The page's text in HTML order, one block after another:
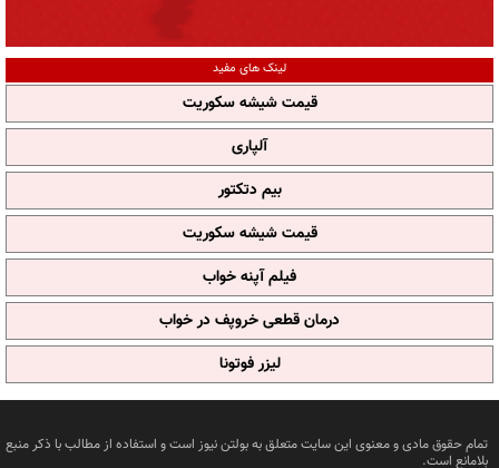
لینک های مفید
قیمت شیشه سکوریت
آلپاری
بیم دتکتور
قیمت شیشه سکوریت
فیلم آپنه خواب
درمان قطعی خروپف در خواب
لیزر فوتونا
تمام حقوق مادی و معنوی این سایت متعلق به بولتن نیوز است و استفاده از مطالب با ذکر منبع
بلامانع است.